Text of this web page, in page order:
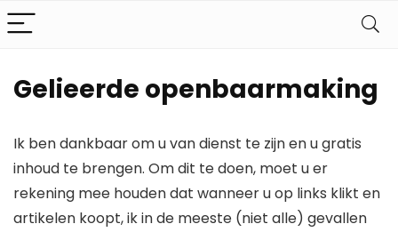
Gelieerde openbaarmaking
Ik ben dankbaar om u van dienst te zijn en u gratis
inhoud te brengen. Om dit te doen, moet u er
rekening mee houden dat wanneer u op links klikt en
artikelen koopt, ik in de meeste (niet alle) gevallen